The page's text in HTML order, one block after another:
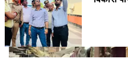
घाट डूबे, शवदाह स्थलों तक पहुंचा पानी